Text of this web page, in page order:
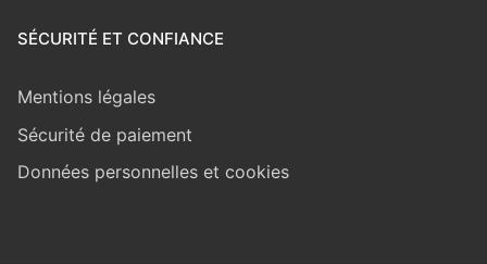
SÉCURITÉ ET CONFIANCE
Mentions légales
Sécurité de paiement
Données personnelles et cookies